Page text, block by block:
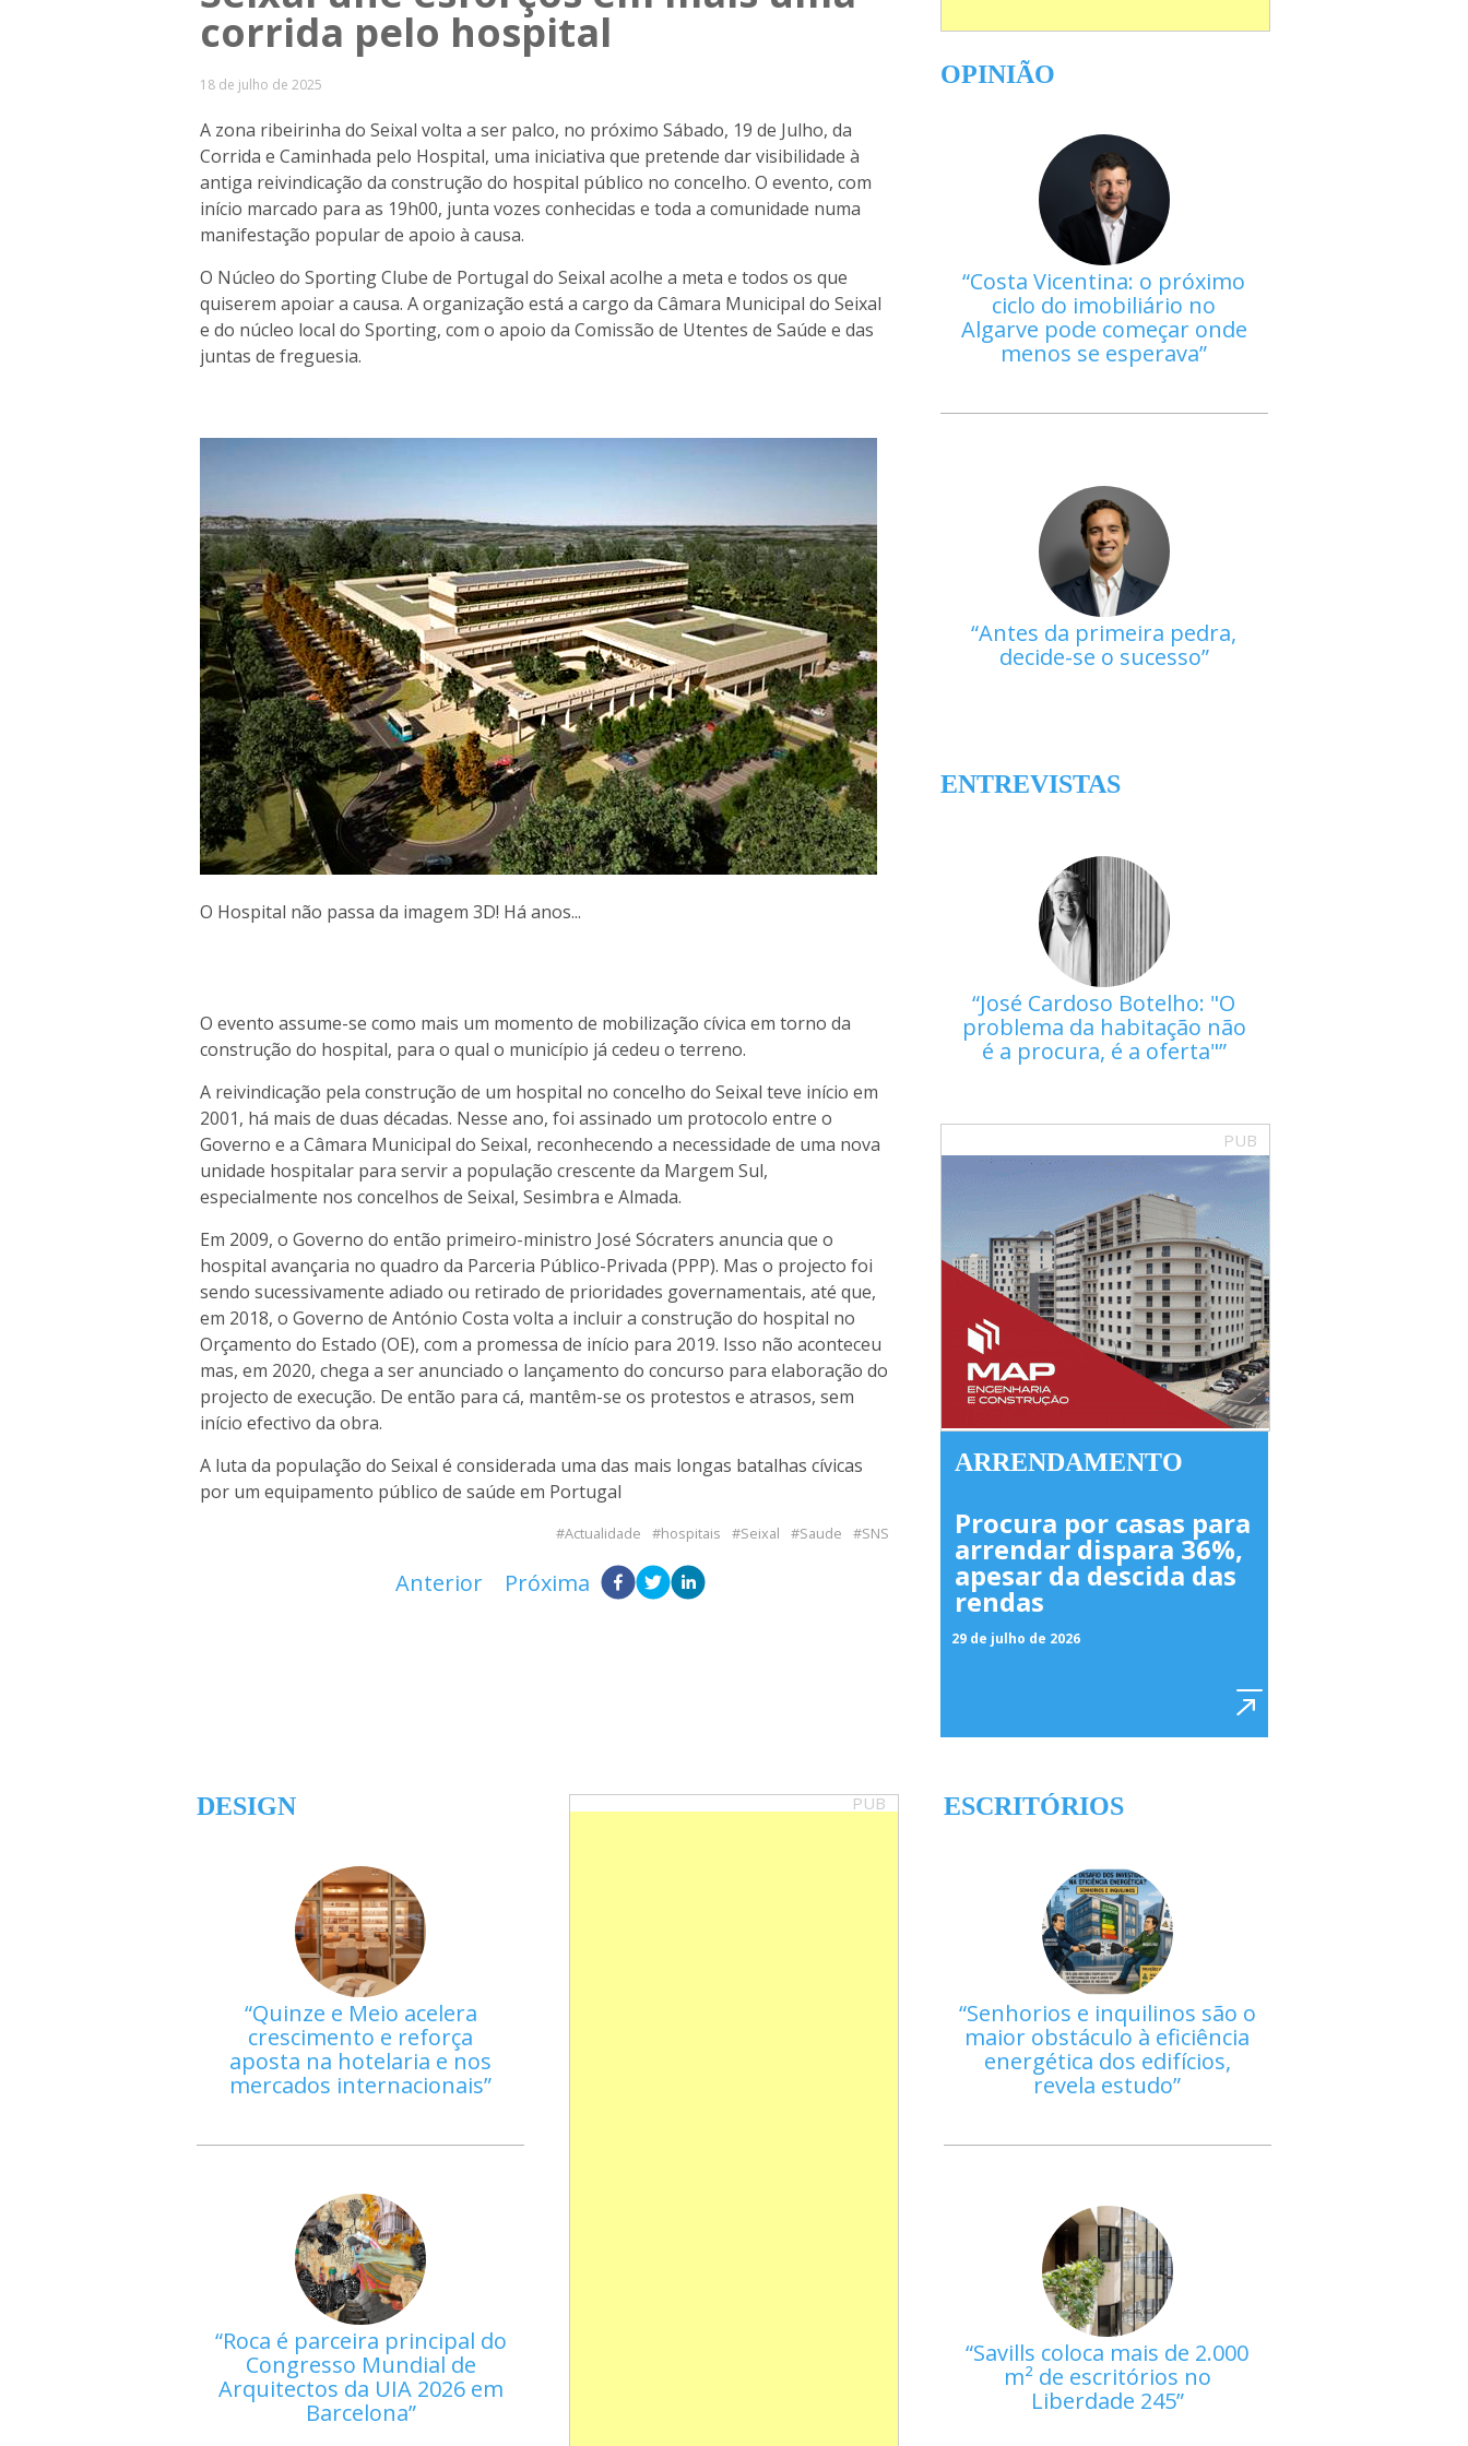
corrida pelo hospital
18 de julho de 2025
A zona ribeirinha do Seixal volta a ser palco, no próximo Sábado, 19 de Julho, da
Corrida e Caminhada pelo Hospital, uma iniciativa que pretende dar visibilidade à
antiga reivindicação da construção do hospital público no concelho. O evento, com
início marcado para as 19h00, junta vozes conhecidas e toda a comunidade numa
manifestação popular de apoio à causa.
O Núcleo do Sporting Clube de Portugal do Seixal acolhe a meta e todos os que
quiserem apoiar a causa. A organização está a cargo da Câmara Municipal do Seixal
e do núcleo local do Sporting, com o apoio da Comissão de Utentes de Saúde e das
juntas de freguesia.
O Hospital não passa da imagem 3D! Há anos...
O evento assume-se como mais um momento de mobilização cívica em torno da
construção do hospital, para o qual o município já cedeu o terreno.
A reivindicação pela construção de um hospital no concelho do Seixal teve início em
2001, há mais de duas décadas. Nesse ano, foi assinado um protocolo entre o
Governo e a Câmara Municipal do Seixal, reconhecendo a necessidade de uma nova
unidade hospitalar para servir a população crescente da Margem Sul,
especialmente nos concelhos de Seixal, Sesimbra e Almada.
Em 2009, o Governo do então primeiro-ministro José Sócraters anuncia que o
hospital avançaria no quadro da Parceria Público-Privada (PPP). Mas o projecto foi
sendo sucessivamente adiado ou retirado de prioridades governamentais, até que,
em 2018, o Governo de António Costa volta a incluir a construção do hospital no
Orçamento do Estado (OE), com a promessa de início para 2019. Isso não aconteceu
mas, em 2020, chega a ser anunciado o lançamento do concurso para elaboração do
projecto de execução. De então para cá, mantêm-se os protestos e atrasos, sem
início efectivo da obra.
A luta da população do Seixal é considerada uma das mais longas batalhas cívicas
por um equipamento público de saúde em Portugal
Actualidade hospitais Seixal Saude SNS
Anterior Próxima
OPINIÃO
Costa Vicentina: o próximo
ciclo do imobiliário no
Algarve pode começar onde
menos se esperava
Antes da primeira pedra,
decide-se o sucesso
ENTREVISTAS
José Cardoso Botelho: "O
problema da habitação não
é a procura, é a oferta"
PUB
ARRENDAMENTO
Procura por casas para
arrendar dispara 36%,
apesar da descida das
rendas
29 de julho de 2026
DESIGN
Quinze e Meio acelera
crescimento e reforça
aposta na hotelaria e nos
mercados internacionais
Roca é parceira principal do
Congresso Mundial de
Arquitectos da UIA 2026 em
Barcelona
PUB ESCRITÓRIOS
Senhorios e inquilinos são o
maior obstáculo à eficiência
energética dos edifícios,
revela estudo
Savills coloca mais de 2.000
m² de escritórios no
Liberdade 245